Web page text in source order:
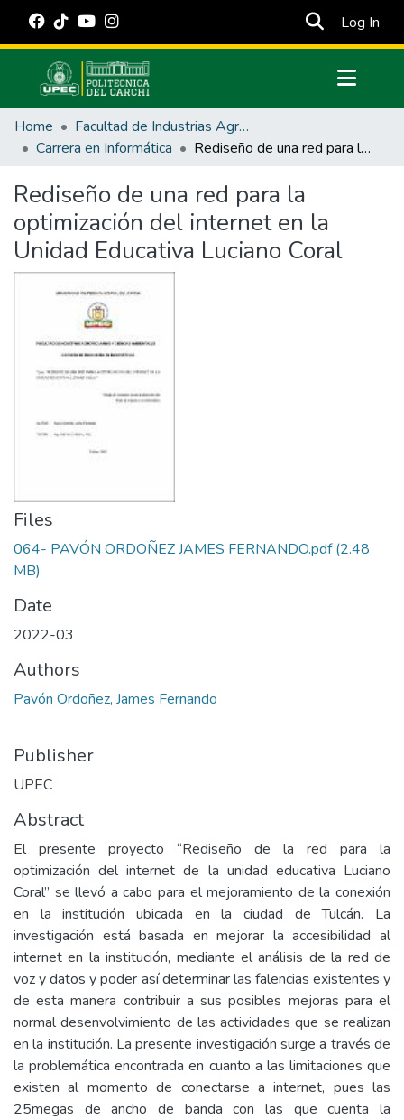
Log In
Communities & Collections
All of DSpace
Estadísticas Externas
Manuales
Home
Facultad de Industrias Agropecuarias y Ciencias Ambientales
Carrera en Informática
Rediseño de una red para la optimización del internet en la Unidad Educativa Luciano Coral
Rediseño de una red para la
optimización del internet en la
Unidad Educativa Luciano Coral
Files
064- PAVÓN ORDOÑEZ JAMES FERNANDO.pdf(2.48
MB)
Date
2022-03
Authors
Pavón Ordoñez, James Fernando
Publisher
UPEC
Abstract
El presente proyecto “Rediseño de la red para la
optimización del internet de la unidad educativa Luciano
Coral” se llevó a cabo para el mejoramiento de la conexión
en la institución ubicada en la ciudad de Tulcán. La
investigación está basada en mejorar la accesibilidad al
internet en la institución, mediante el análisis de la red de
voz y datos y poder así determinar las falencias existentes y
de esta manera contribuir a sus posibles mejoras para el
normal desenvolvimiento de las actividades que se realizan
en la institución. La presente investigación surge a través de
la problemática encontrada en cuanto a las limitaciones que
existen al momento de conectarse a internet, pues las
25megas de ancho de banda con las que cuenta la